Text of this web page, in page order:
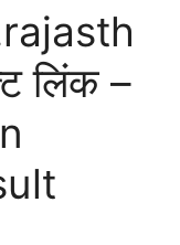
लिंक –